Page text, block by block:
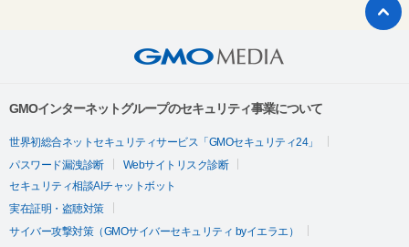
GMOインターネットグループのセキュリティ事業について
世界初総合ネットセキュリティサービス「GMOセキュリティ24」
パスワード漏洩診断
Webサイトリスク診断
セキュリティ相談AIチャットボット
実在証明・盗聴対策
サイバー攻撃対策（GMOサイバーセキュリティ byイエラエ）